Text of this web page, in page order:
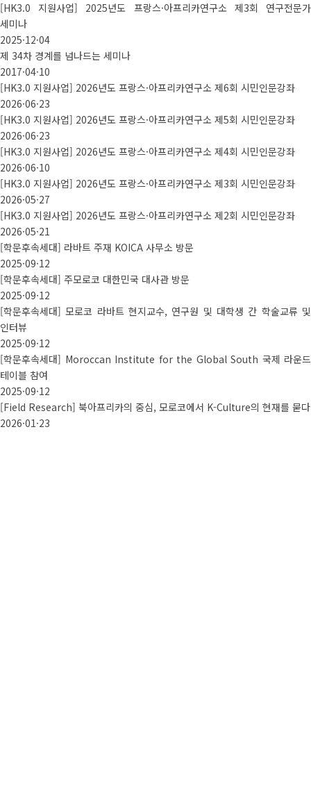
[HK3.0 지원사업] 2025년도 프랑스·아프리카연구소 제3회 연구전문가
세미나
2025·12·04
제 34차 경계를 넘나드는 세미나
2017·04·10
[HK3.0 지원사업] 2026년도 프랑스·아프리카연구소 제6회 시민인문강좌
2026·06·23
[HK3.0 지원사업] 2026년도 프랑스·아프리카연구소 제5회 시민인문강좌
2026·06·23
[HK3.0 지원사업] 2026년도 프랑스·아프리카연구소 제4회 시민인문강좌
2026·06·10
[HK3.0 지원사업] 2026년도 프랑스·아프리카연구소 제3회 시민인문강좌
2026·05·27
[HK3.0 지원사업] 2026년도 프랑스·아프리카연구소 제2회 시민인문강좌
2026·05·21
[학문후속세대] 라바트 주재 KOICA 사무소 방문
2025·09·12
[학문후속세대] 주모로코 대한민국 대사관 방문
2025·09·12
[학문후속세대] 모로코 라바트 현지교수, 연구원 및 대학생 간 학술교류 및
인터뷰
2025·09·12
[학문후속세대] Moroccan Institute for the Global South 국제 라운드
테이블 참여
2025·09·12
[Field Research] 북아프리카의 중심, 모로코에서 K-Culture의 현재를 묻다
2026·01·23